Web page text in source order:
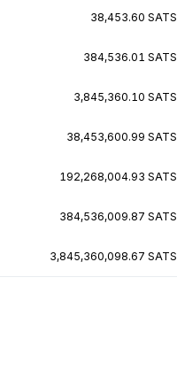
38,453.60 SATS
384,536.01 SATS
3,845,360.10 SATS
38,453,600.99 SATS
192,268,004.93 SATS
384,536,009.87 SATS
3,845,360,098.67 SATS